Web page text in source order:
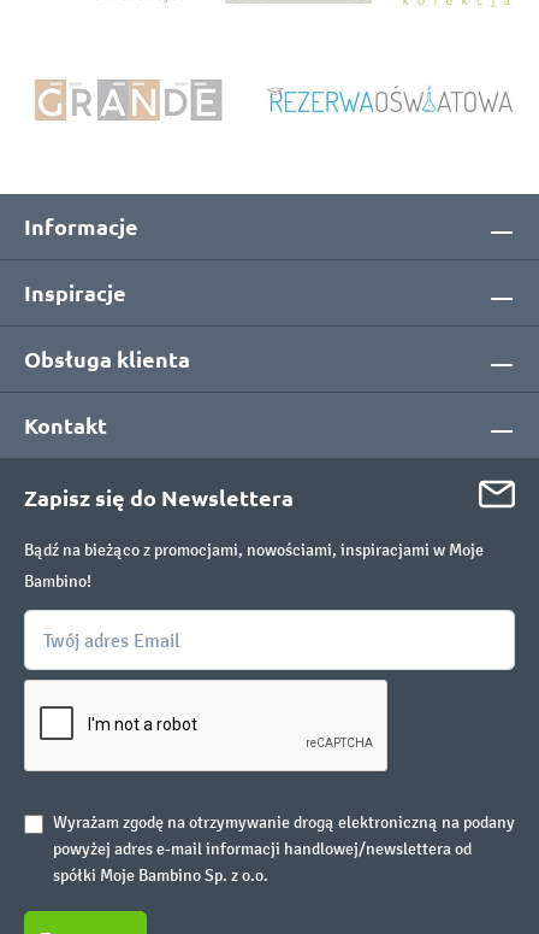
Informacje
Inspiracje
Obsługa klienta
Kontakt
Zapisz się do Newslettera
Bądź na bieżąco z promocjami, nowościami, inspiracjami w Moje
Bambino!
Wyrażam zgodę na otrzymywanie drogą elektroniczną na podany
powyżej adres e-mail informacji handlowej/newslettera od
spółki Moje Bambino Sp. z o.o.